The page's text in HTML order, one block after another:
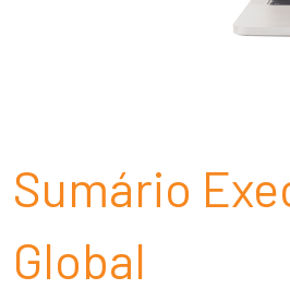
Sumário Executivo
Global